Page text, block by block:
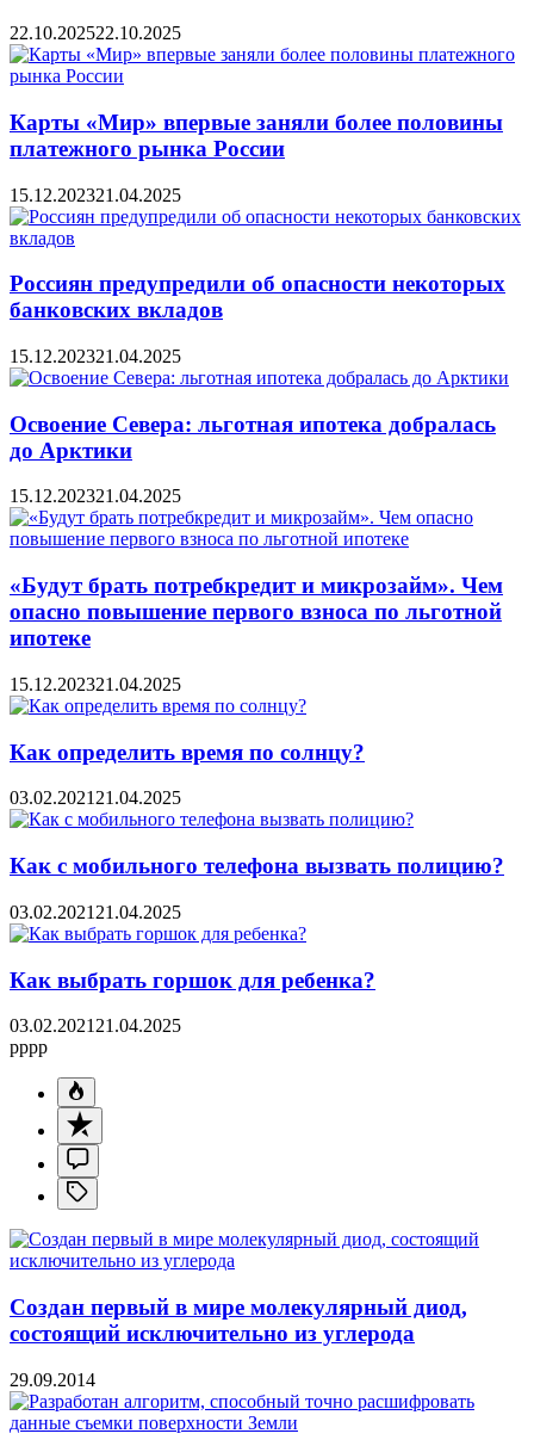
22.10.202522.10.2025
Карты «Мир» впервые заняли более половины
платежного рынка России
15.12.202321.04.2025
Россиян предупредили об опасности некоторых
банковских вкладов
15.12.202321.04.2025
Освоение Севера: льготная ипотека добралась
до Арктики
15.12.202321.04.2025
«Будут брать потребкредит и микрозайм». Чем
опасно повышение первого взноса по льготной
ипотеке
15.12.202321.04.2025
Как определить время по солнцу?
03.02.2021 21.04.2025
Как с мобильного телефона вызвать полицию?
03.02.2021 21.04.2025
Как выбрать горшок для ребенка?
03.02.2021 21.04.2025
pppp
Создан первый в мире молекулярный диод,
состоящий исключительно из углерода
29.09.2014